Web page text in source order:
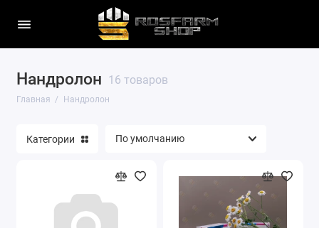
Нандролон 16 товаров
Главная Нандролон
Категории